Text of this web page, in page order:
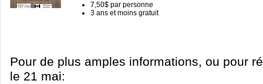
7,50$ par personne
3 ans et moins gratuit
Pour de plus amples informations, ou pour
le 21 mai: